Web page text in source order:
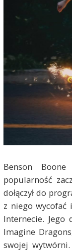
Benson
popularność
dołączył do
z niego
Internecie. Jego
Imagine
swojej